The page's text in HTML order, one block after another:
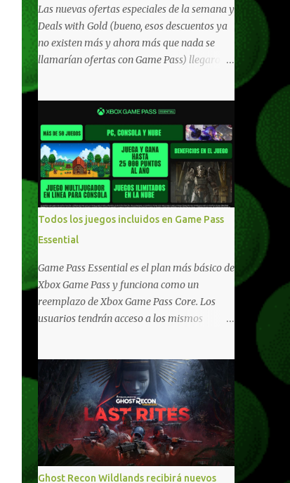
Las nuevas ofertas especiales de la semana y
Deals with Gold (bueno, esos descuentos ya
no existen más y ahora más que nada se
llamarían ofertas con Game Pass) llegaron a
Xbox Network). Para aquellos en Windows
10/11, varios de los juegos que están de
oferta también cuentan con soporte para
Xbox Play Anywhere, lo que nos permite
jugarlos y mantener un progreso
compartido en Windows PC y Xbox, y
tenemos un listado de juegos compatibles
por acá . ¿Aún necesitas una mano con las
compras? Tenemos un tutorial extenso o en
vídeo para que se quiten todas las dudas
generales de cómo hacer compras en Xbox .
Podes consultar un listado más completo de
promociones desde xbox.com. El post puede
tener actualizaciones regulares o cambios
- México Ofertas - Estados Unidos Ofertas -
España Todas las ofertas de Xbox One
también aplican a Xbox Series, a excepción
de los jue...
Todos los juegos incluidos en Game Pass
Essential
Game Pass Essential es el plan más básico de
Xbox Game Pass y funciona como un
reemplazo de Xbox Game Pass Core. Los
usuarios tendrán acceso a los mismos
adicionales que fueron anunciados
recientemente. Essential incluirá como
novedades una serie de ventajas para
diferentes juegos free to play que están en
Xbox y PC, que van desde skins, desbloqueo
de personajes, paquetes de armas hasta
emotes, monedas virtuales y más para
Ghost Recon Wildlands recibirá nuevos